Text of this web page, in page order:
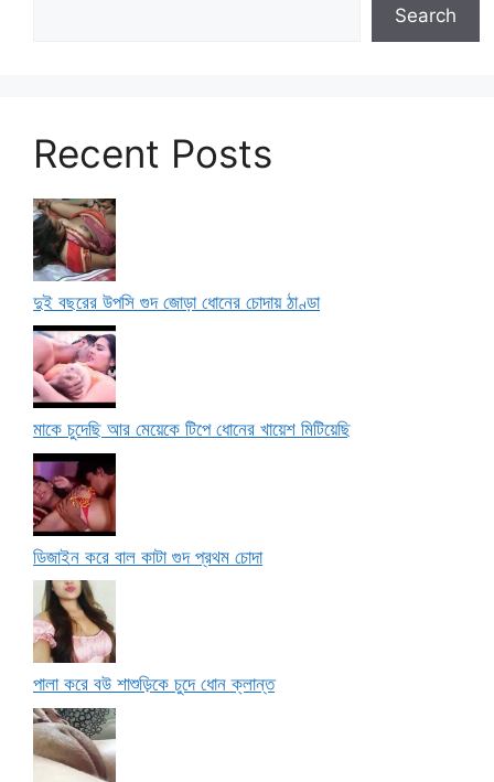
Search
Recent Posts
দুই বছরের উপসি গুদ জোড়া ধোনের চোদায় ঠাণ্ডা
মাকে চুদেছি আর মেয়েকে টিপে ধোনের খায়েশ মিটিয়েছি
ডিজাইন করে বাল কাটা গুদ প্রথম চোদা
পালা করে বউ শাশুড়িকে চুদে ধোন ক্লান্ত